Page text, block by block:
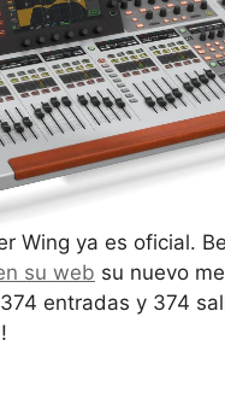
Wing ya es oficial.
su web su nuevo
entradas y 374